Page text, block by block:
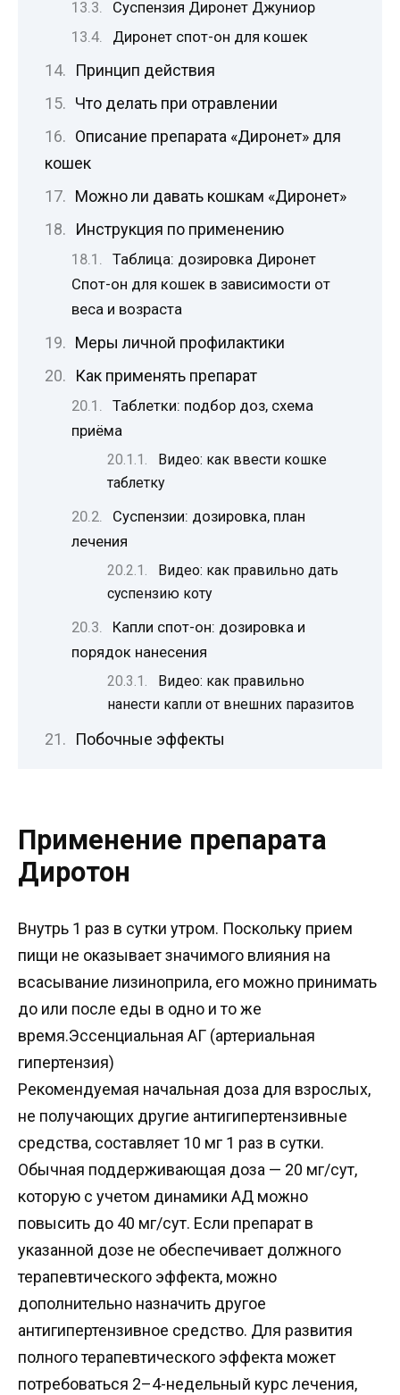
Суспензия Диронет Джуниор
Диронет спот-он для кошек
Принцип действия
Что делать при отравлении
Описание препарата «Диронет» для
кошек
Можно ли давать кошкам «Диронет»
Инструкция по применению
Таблица: дозировка Диронет
Спот-он для кошек в зависимости от
веса и возраста
Меры личной профилактики
Как применять препарат
Таблетки: подбор доз, схема
приёма
Видео: как ввести кошке
таблетку
Суспензии: дозировка, план
лечения
Видео: как правильно дать
суспензию коту
Капли спот-он: дозировка и
порядок нанесения
Видео: как правильно
нанести капли от внешних паразитов
Побочные эффекты
Применение препарата
Диротон
Внутрь 1 раз в сутки утром. Поскольку прием
пищи не оказывает значимого влияния на
всасывание лизиноприла, его можно принимать
до или после еды в одно и то же
время.Эссенциальная АГ (артериальная
гипертензия)
Рекомендуемая начальная доза для взрослых,
не получающих другие антигипертензивные
средства, составляет 10 мг 1 раз в сутки.
Обычная поддерживающая доза — 20 мг/сут,
которую с учетом динамики АД можно
повысить до 40 мг/сут. Если препарат в
указанной дозе не обеспечивает должного
терапевтического эффекта, можно
дополнительно назначить другое
антигипертензивное средство. Для развития
полного терапевтического эффекта может
потребоваться 2–4-недельный курс лечения,